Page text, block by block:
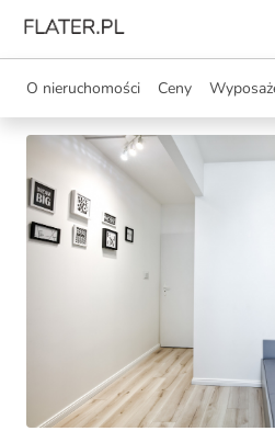
O nieruchomości Ceny